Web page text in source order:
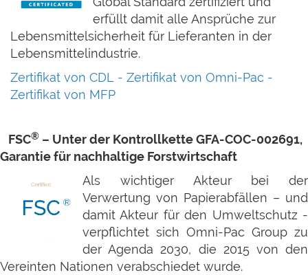
erfüllt damit alle Ansprüche zur
Lebensmittelsicherheit für Lieferanten in der
Lebensmittelindustrie.
Zertifikat von CDL - Zertifikat von Omni-Pac -
Zertifikat von MFP
FSC® – Unter der Kontrollkette GFA-COC-002691,
Garantie für nachhaltige Forstwirtschaft
Als wichtiger Akteur bei der
Verwertung von Papierabfällen – und
damit Akteur für den Umweltschutz -
verpflichtet sich Omni-Pac Group zu
der Agenda 2030, die 2015 von den
Vereinten Nationen verabschiedet wurde.